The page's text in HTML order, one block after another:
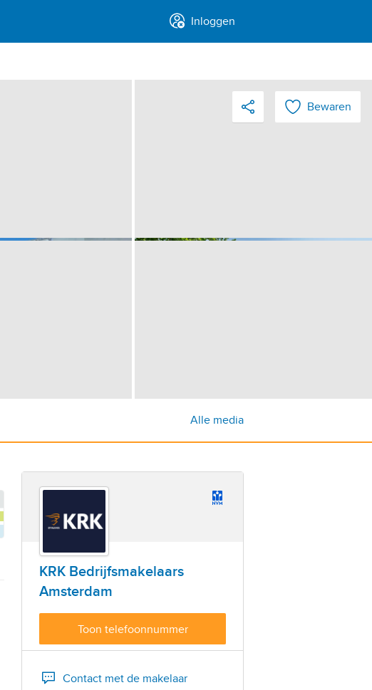
Inloggen
Bewaren
Alle media
KRK Bedrijfsmakelaars
Amsterdam
Toon telefoonnummer
Contact met de makelaar